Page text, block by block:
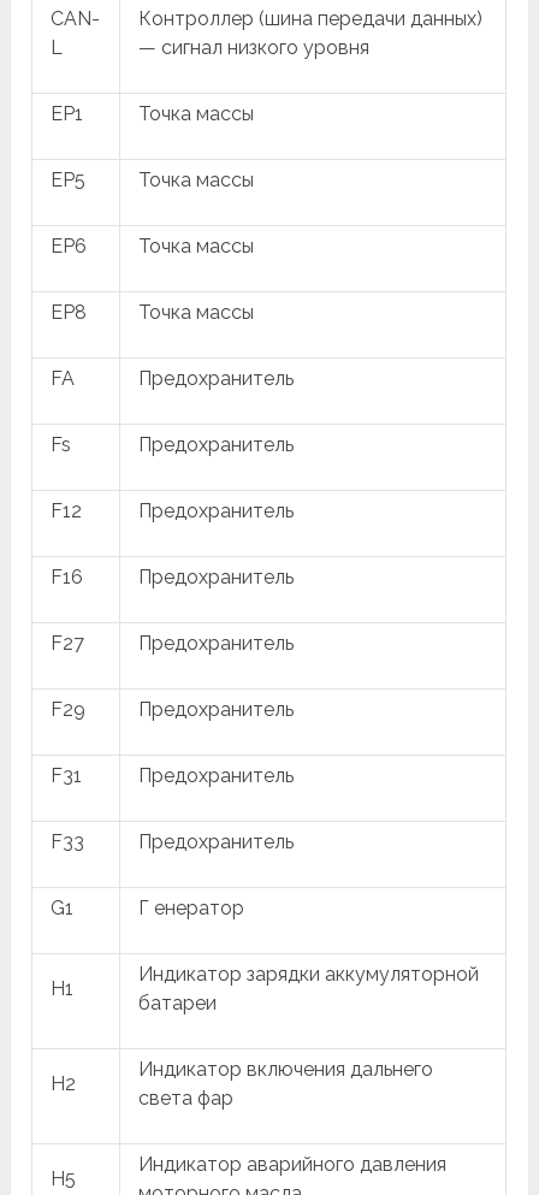
CAN-
L
Контроллер (шина передачи данных)
— сигнал низкого уровня
EP1 Точка массы
EP5 Точка массы
EP6 Точка массы
EP8 Точка массы
FA Предохранитель
Fs Предохранитель
F12 Предохранитель
F16 Предохранитель
F27 Предохранитель
F29 Предохранитель
F31 Предохранитель
F33 Предохранитель
G1 Г енератор
H1
Индикатор зарядки аккумуляторной
батареи
H2
Индикатор включения дальнего
света фар
H5
Индикатор аварийного давления